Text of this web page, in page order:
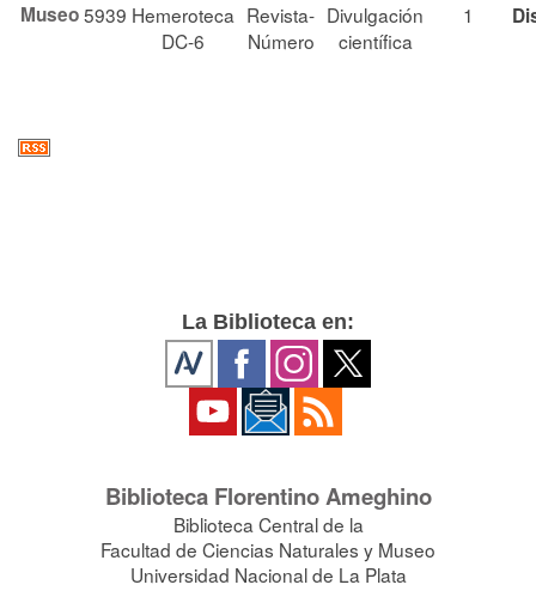
Museo5939 Hemeroteca
DC-6
Revista-
Número
Divulgación
científica
1
La Biblioteca en:
Biblioteca Florentino Ameghino
Biblioteca Central de la
Facultad de Ciencias Naturales y Museo
Universidad Nacional de La Plata